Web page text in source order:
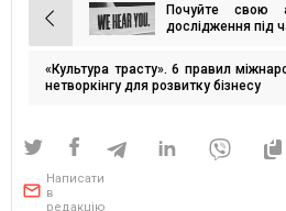
Навігація
записів
Почуйте свою
дослідження під
«Культура трасту». 6 правил
нетворкінгу для розвитку бізнесу
Написати
в
редакцію